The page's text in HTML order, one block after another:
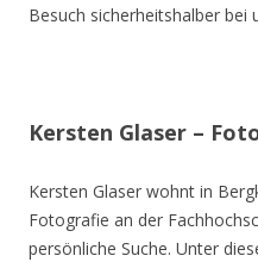
Besuch sicherheitshalber bei
Kersten Glaser –
Kersten Glaser wohnt in
Fotografie an der
persönliche Suche. Unter